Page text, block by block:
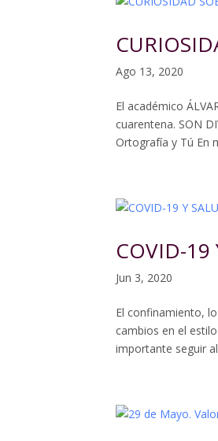
Ago 13, 2020
El académico
cuarentena. SON
Ortografía y Tú En
COVID-19
Jun 3, 2020
El confinamiento,
cambios en el
importante seguir